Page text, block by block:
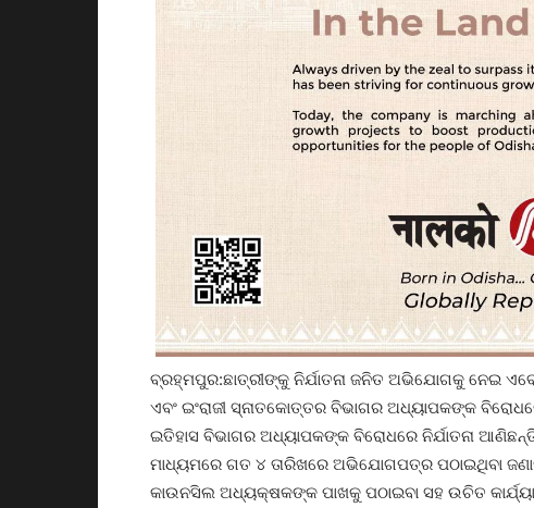
ବ୍ରହ୍ମପୁର:ଛାତ୍ରୀଙ୍କୁ ନିର୍ଯାତନା ଜନିତ ଅଭିଯୋଗକୁ ନେଇ
ଏବଂ ଇଂରାଜୀ ସ୍ନାତକୋତ୍ତର ବିଭାଗର ଅଧ୍ୟାପକଙ୍କ
ଇତିହାସ ବିଭାଗର ଅଧ୍ୟାପକଙ୍କ ବିରୋଧରେ ନିର୍ଯାତନା
ମାଧ୍ୟମରେ ଗତ ୪ ତାରିଖରେ ଅଭିଯୋଗପତ୍ର ପଠାଇଥିବା
କାଉନସିଲ ଅଧ୍ୟକ୍ଷକଙ୍କ ପାଖକୁ ପଠାଇବା ସହ ଉଚିତ